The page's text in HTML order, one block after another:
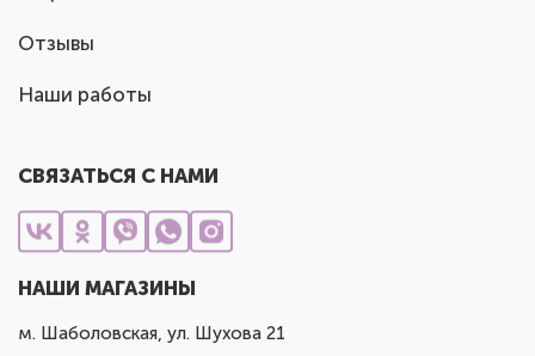
Отзывы
Наши работы
СВЯЗАТЬСЯ С НАМИ
НАШИ МАГАЗИНЫ
м. Шаболовская, ул. Шухова 21